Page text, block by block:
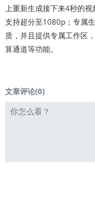
上重新生成接下来4秒的
支持超分至1080p；专属
质，并且提供专属工作区
算通道等功能。
文章评论(0)